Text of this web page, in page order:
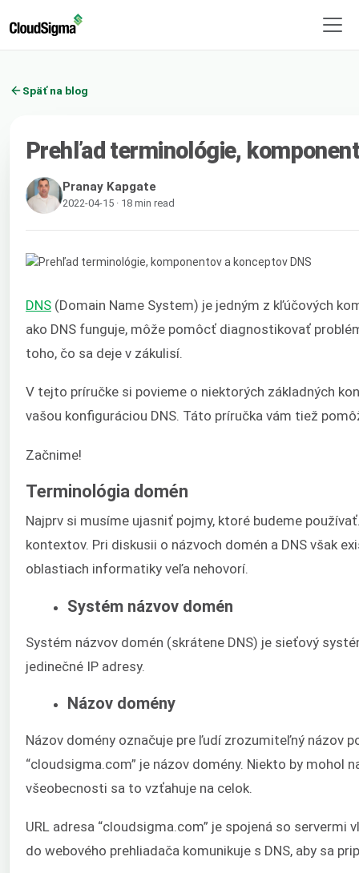
Späť na blog
Prehľad terminológie,
Pranay Kapgate
2022-04-15 · 18 min read
DNS (Domain Name System) je jedným z kľúčových
ako DNS funguje, môže pomôcť diagnostikovať
toho, čo sa deje v zákulisí.
V tejto príručke si povieme o niektorých základných
vašou konfiguráciou DNS. Táto príručka vám tiež
Začnime!
Terminológia domén
Najprv si musíme ujasniť pojmy, ktoré budeme
kontextov. Pri diskusii o názvoch domén a DNS však
oblastiach informatiky veľa nehovorí.
Systém názvov domén
Systém názvov domén (skrátene DNS) je sieťový
jedinečné IP adresy.
Názov domény
Názov domény označuje pre ľudí zrozumiteľný názov
“cloudsigma.com” je názov domény. Niekto by mohol
všeobecnosti sa to vzťahuje na celok.
URL adresa “cloudsigma.com” je spojená so
do webového prehliadača komunikuje s DNS, aby sa